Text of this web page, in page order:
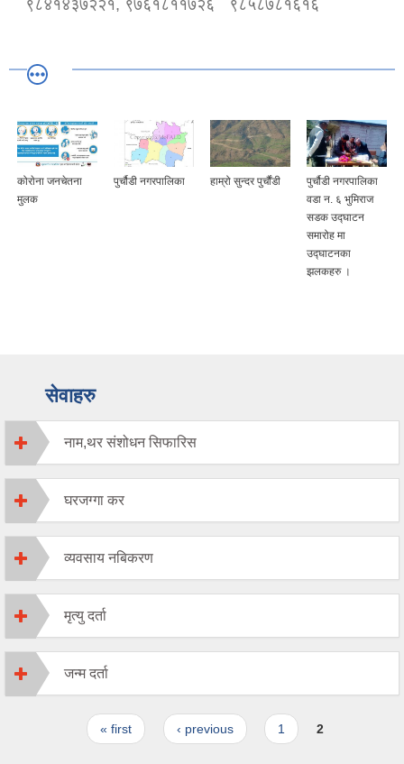
९८४१४३७२२१, ९७६१८११७२६ ९८५८७८१६१६
कोराेना जनचेतना
मुलक
पुर्चौडी नगरपालिका हाम्रो सुन्दर पुर्चौंडी
पुर्चौडी नगरपालिका
वडा न. ६ भुमिराज
सडक उद्घ‍ाटन
समारोह मा
उद्घ‍ाटनका
झलकहरु ।
सेवाहरु
नाम,थर संशोधन सिफारिस
घरजग्गा कर
व्यवसाय नबिकरण
मृत्यु दर्ता
जन्म दर्ता
« first ‹ previous 1 2